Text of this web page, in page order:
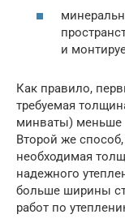
и
Как правило,
требуемая
минваты) меньше
Второй же
необходимая
надежного
больше ширины
работ по